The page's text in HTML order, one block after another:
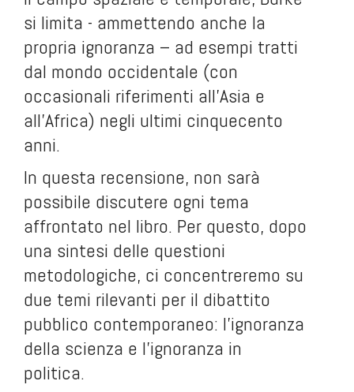
si limita - ammettendo anche la
propria ignoranza – ad esempi tratti
dal mondo occidentale (con
occasionali riferimenti all’Asia e
all’Africa) negli ultimi cinquecento
anni.
In questa recensione, non sarà
possibile discutere ogni tema
affrontato nel libro. Per questo, dopo
una sintesi delle questioni
metodologiche, ci concentreremo su
due temi rilevanti per il dibattito
pubblico contemporaneo: l’ignoranza
della scienza e l’ignoranza in
politica.